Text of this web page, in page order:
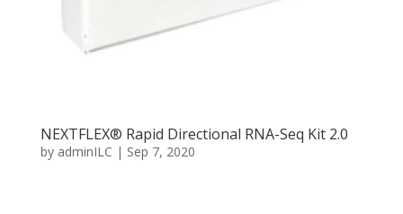
NEXTFLEX® Rapid Directional RNA-Seq Kit 2.0
by adminILC | Sep 7, 2020